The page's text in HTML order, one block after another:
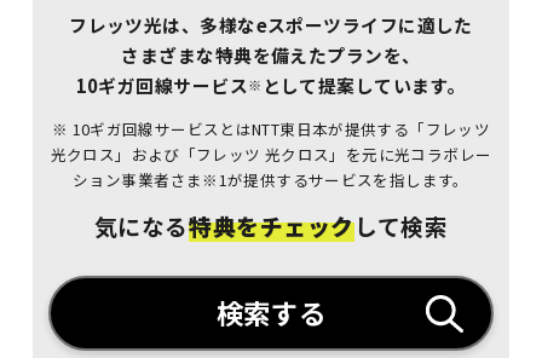
フレッツ光は、多様なeスポーツライフに適した
さまざまな特典を備えたプランを、
10ギガ回線サービス※ として提案しています。
※ 10ギガ回線サービスとはNTT東日本が提供する「フレッツ
光クロス」および「フレッツ 光クロス」を元に光コラボレー
ション事業者さま※1が提供するサービスを指します。
気になる特典をチェックして検索
検索する